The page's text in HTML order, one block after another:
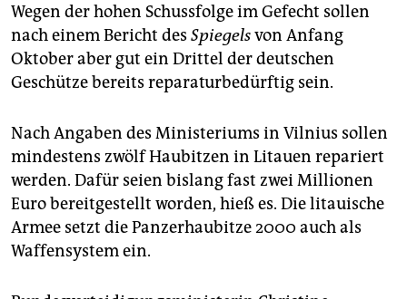
Wegen der hohen Schussfolge im Gefecht sollen
nach einem Bericht des Spiegelsvon Anfang
Oktober aber gut ein Drittel der deutschen
Geschütze bereits reparaturbedürftig sein.
Nach Angaben des Ministeriums in Vilnius sollen
mindestens zwölf Haubitzen in Litauen repariert
werden. Dafür seien bislang fast zwei Millionen
Euro bereitgestellt worden, hieß es. Die litauische
Armee setzt die Panzerhaubitze 2000 auch als
Waffensystem ein.